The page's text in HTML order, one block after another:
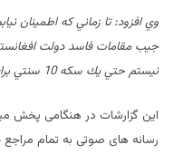
وي افزود:‌ تا زماني كه اطمينان
جيب مقامات فاسد دولت
نيستم حتي يك سكه 10 سنتي براي دولت افغانستان اختصاص دهم
این گزارشات در هنگامی پخش
رسانه های صوتی به تمام مراجع